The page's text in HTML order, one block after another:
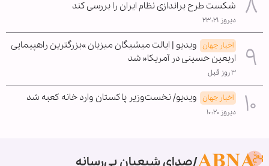
شکست طرح براندازی نظام ایران را بررسی کند
دیروز ۲۳:۲۱
اخبار جهان ویدیو | ایالت میشیگان میزبان »بزرگترین راهپیمایی
اربعین حسینی در آمریکا« شد
۳ روز قبل
اخبار جهان ویدیو/ نخست‌وزیر پاکستان وارد خانه کعبه شد
دیروز ۱۰:۲۰
صدای شیعیان بی‌رسانه